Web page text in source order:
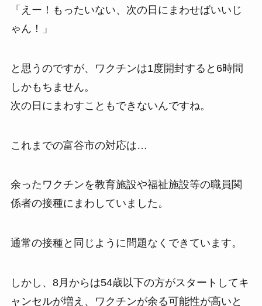
「えー！もったいない、次の日にまわせばいいじ
ゃん！」
と思うのですが、ワクチンは1度開封すると6時間
しかもちません。
次の日にまわすこともできないんですね。
これまでの富谷市の対応は…
余ったワクチンを教育施設や福祉施設等の職員関
係者の接種にまわしていました。
通常の接種と同じように問題なくできています。
しかし、8月からは54歳以下の方がスタートしてキ
ャンセルが増え、ワクチンが余る可能性が高いと